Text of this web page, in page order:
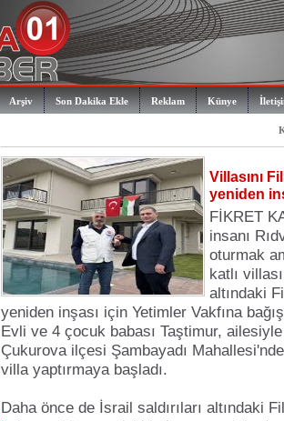
Arşiv Son Dakika Ekle Reklam Künye
Villasını
yeniden
FİKRET
insanı
oturmak
katlı
altındaki
yeniden inşası için Yetimler Vakfına
Evli ve 4 çocuk babası Taştimur,
Çukurova ilçesi Şambayadı
villa yaptırmaya başladı.
Daha önce de İsrail saldırıları altındaki